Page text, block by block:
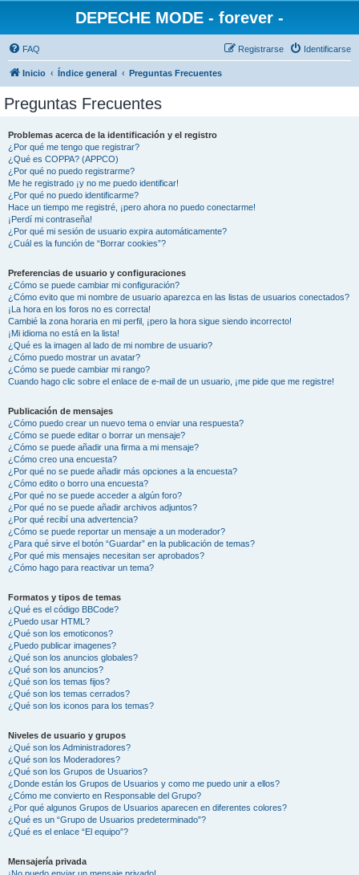
DEPECHE MODE - forever -
FAQ Identificarse
Registrarse
Inicio Índice general Preguntas Frecuentes
Preguntas Frecuentes
Problemas acerca de la identificación y el registro
¿Por qué me tengo que registrar?
¿Qué es COPPA? (APPCO)
¿Por qué no puedo registrarme?
Me he registrado ¡y no me puedo identificar!
¿Por qué no puedo identificarme?
Hace un tiempo me registré, ¡pero ahora no puedo conectarme!
¡Perdí mi contraseña!
¿Por qué mi sesión de usuario expira automáticamente?
¿Cuál es la función de “Borrar cookies”?
Preferencias de usuario y configuraciones
¿Cómo se puede cambiar mi configuración?
¿Cómo evito que mi nombre de usuario aparezca en las listas de usuarios conectados?
¡La hora en los foros no es correcta!
Cambié la zona horaria en mi perfil, ¡pero la hora sigue siendo incorrecto!
¡Mi idioma no está en la lista!
¿Qué es la imagen al lado de mi nombre de usuario?
¿Cómo puedo mostrar un avatar?
¿Cómo se puede cambiar mi rango?
Cuando hago clic sobre el enlace de e-mail de un usuario, ¡me pide que me registre!
Publicación de mensajes
¿Cómo puedo crear un nuevo tema o enviar una respuesta?
¿Cómo se puede editar o borrar un mensaje?
¿Cómo se puede añadir una firma a mi mensaje?
¿Cómo creo una encuesta?
¿Por qué no se puede añadir más opciones a la encuesta?
¿Cómo edito o borro una encuesta?
¿Por qué no se puede acceder a algún foro?
¿Por qué no se puede añadir archivos adjuntos?
¿Por qué recibí una advertencia?
¿Cómo se puede reportar un mensaje a un moderador?
¿Para qué sirve el botón “Guardar” en la publicación de temas?
¿Por qué mis mensajes necesitan ser aprobados?
¿Cómo hago para reactivar un tema?
Formatos y tipos de temas
¿Qué es el código BBCode?
¿Puedo usar HTML?
¿Qué son los emoticonos?
¿Puedo publicar imagenes?
¿Qué son los anuncios globales?
¿Qué son los anuncios?
¿Qué son los temas fijos?
¿Qué son los temas cerrados?
¿Qué son los iconos para los temas?
Niveles de usuario y grupos
¿Qué son los Administradores?
¿Qué son los Moderadores?
¿Qué son los Grupos de Usuarios?
¿Donde están los Grupos de Usuarios y como me puedo unir a ellos?
¿Cómo me convierto en Responsable del Grupo?
¿Por qué algunos Grupos de Usuarios aparecen en diferentes colores?
¿Qué es un “Grupo de Usuarios predeterminado”?
¿Qué es el enlace “El equipo”?
Mensajería privada